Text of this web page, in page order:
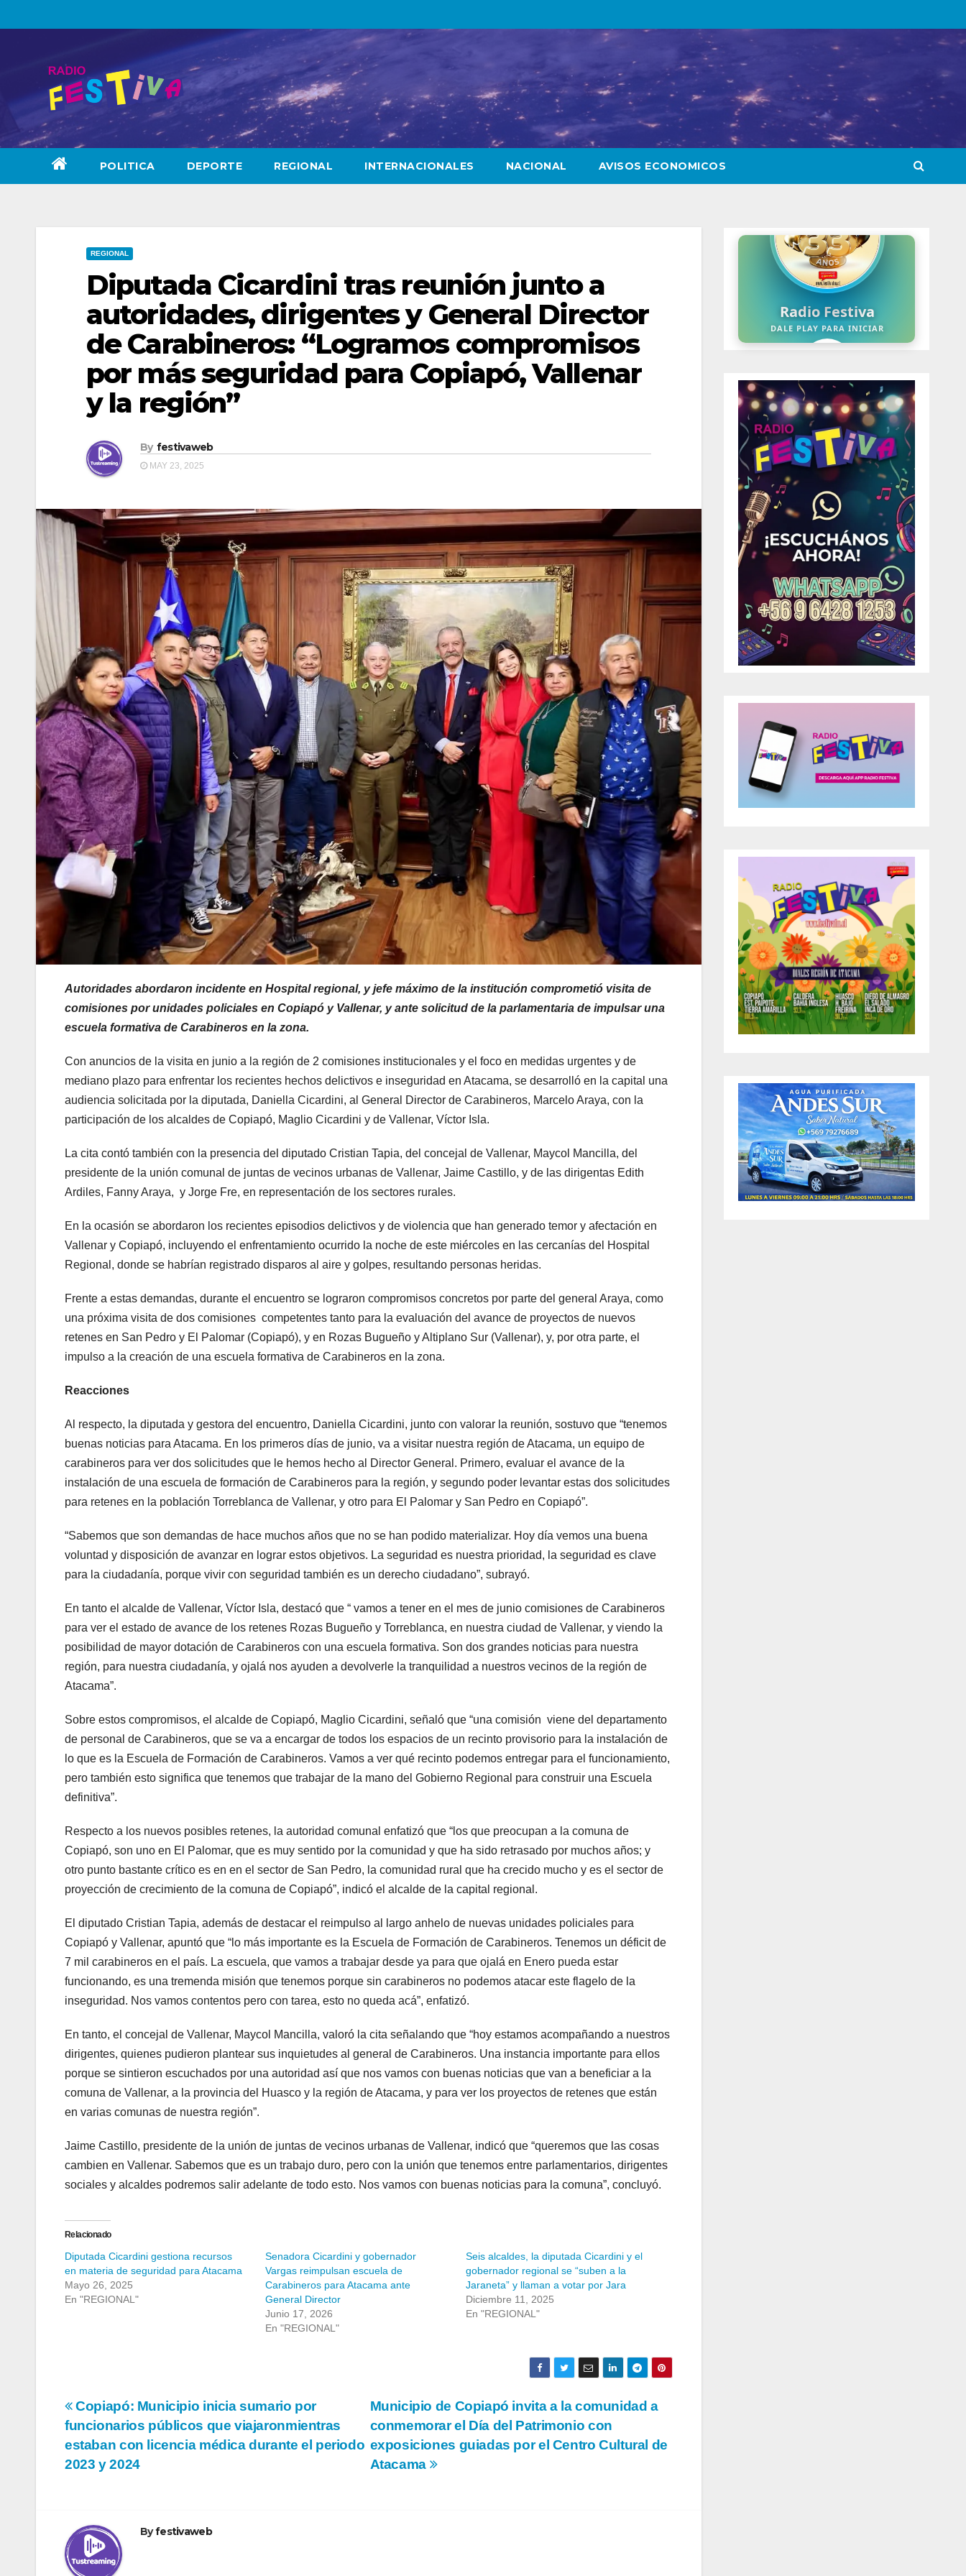
to
POLITICA DEPORTE REGIONAL INTERNACIONALES NACIONAL AVISOS ECONOMICOS
REGIONAL
Diputada Cicardini tras reunión junto a
autoridades, dirigentes y General Director
de Carabineros: “Logramos compromisos
por más seguridad para Copiapó, Vallenar
y la región”
By festivaweb
MAY 23, 2025
Autoridades abordaron incidente en Hospital regional, y jefe máximo de la institución comprometió visita de
comisiones por unidades policiales en Copiapó y Vallenar, y ante solicitud de la parlamentaria de impulsar una
escuela formativa de Carabineros en la zona.
Con anuncios de la visita en junio a la región de 2 comisiones institucionales y el foco en medidas urgentes y de
mediano plazo para enfrentar los recientes hechos delictivos e inseguridad en Atacama, se desarrolló en la capital una
audiencia solicitada por la diputada, Daniella Cicardini, al General Director de Carabineros, Marcelo Araya, con la
participación de los alcaldes de Copiapó, Maglio Cicardini y de Vallenar, Víctor Isla.
La cita contó también con la presencia del diputado Cristian Tapia, del concejal de Vallenar, Maycol Mancilla, del
presidente de la unión comunal de juntas de vecinos urbanas de Vallenar, Jaime Castillo, y de las dirigentas Edith
Ardiles, Fanny Araya, y Jorge Fre, en representación de los sectores rurales.
En la ocasión se abordaron los recientes episodios delictivos y de violencia que han generado temor y afectación en
Vallenar y Copiapó, incluyendo el enfrentamiento ocurrido la noche de este miércoles en las cercanías del Hospital
Regional, donde se habrían registrado disparos al aire y golpes, resultando personas heridas.
Frente a estas demandas, durante el encuentro se lograron compromisos concretos por parte del general Araya, como
una próxima visita de dos comisiones competentes tanto para la evaluación del avance de proyectos de nuevos
retenes en San Pedro y El Palomar (Copiapó), y en Rozas Bugueño y Altiplano Sur (Vallenar), y, por otra parte, el
impulso a la creación de una escuela formativa de Carabineros en la zona.
Reacciones
Al respecto, la diputada y gestora del encuentro, Daniella Cicardini, junto con valorar la reunión, sostuvo que “tenemos
buenas noticias para Atacama. En los primeros días de junio, va a visitar nuestra región de Atacama, un equipo de
carabineros para ver dos solicitudes que le hemos hecho al Director General. Primero, evaluar el avance de la
instalación de una escuela de formación de Carabineros para la región, y segundo poder levantar estas dos solicitudes
para retenes en la población Torreblanca de Vallenar, y otro para El Palomar y San Pedro en Copiapó”.
“Sabemos que son demandas de hace muchos años que no se han podido materializar. Hoy día vemos una buena
voluntad y disposición de avanzar en lograr estos objetivos. La seguridad es nuestra prioridad, la seguridad es clave
para la ciudadanía, porque vivir con seguridad también es un derecho ciudadano”, subrayó.
En tanto el alcalde de Vallenar, Víctor Isla, destacó que “ vamos a tener en el mes de junio comisiones de Carabineros
para ver el estado de avance de los retenes Rozas Bugueño y Torreblanca, en nuestra ciudad de Vallenar, y viendo la
posibilidad de mayor dotación de Carabineros con una escuela formativa. Son dos grandes noticias para nuestra
región, para nuestra ciudadanía, y ojalá nos ayuden a devolverle la tranquilidad a nuestros vecinos de la región de
Atacama”.
Sobre estos compromisos, el alcalde de Copiapó, Maglio Cicardini, señaló que “una comisión viene del departamento
de personal de Carabineros, que se va a encargar de todos los espacios de un recinto provisorio para la instalación de
lo que es la Escuela de Formación de Carabineros. Vamos a ver qué recinto podemos entregar para el funcionamiento,
pero también esto significa que tenemos que trabajar de la mano del Gobierno Regional para construir una Escuela
definitiva”.
Respecto a los nuevos posibles retenes, la autoridad comunal enfatizó que “los que preocupan a la comuna de
Copiapó, son uno en El Palomar, que es muy sentido por la comunidad y que ha sido retrasado por muchos años; y
otro punto bastante crítico es en en el sector de San Pedro, la comunidad rural que ha crecido mucho y es el sector de
proyección de crecimiento de la comuna de Copiapó”, indicó el alcalde de la capital regional.
El diputado Cristian Tapia, además de destacar el reimpulso al largo anhelo de nuevas unidades policiales para
Copiapó y Vallenar, apuntó que “lo más importante es la Escuela de Formación de Carabineros. Tenemos un déficit de
7 mil carabineros en el país. La escuela, que vamos a trabajar desde ya para que ojalá en Enero pueda estar
funcionando, es una tremenda misión que tenemos porque sin carabineros no podemos atacar este flagelo de la
inseguridad. Nos vamos contentos pero con tarea, esto no queda acá”, enfatizó.
En tanto, el concejal de Vallenar, Maycol Mancilla, valoró la cita señalando que “hoy estamos acompañando a nuestros
dirigentes, quienes pudieron plantear sus inquietudes al general de Carabineros. Una instancia importante para ellos
porque se sintieron escuchados por una autoridad así que nos vamos con buenas noticias que van a beneficiar a la
comuna de Vallenar, a la provincia del Huasco y la región de Atacama, y para ver los proyectos de retenes que están
en varias comunas de nuestra región”.
Jaime Castillo, presidente de la unión de juntas de vecinos urbanas de Vallenar, indicó que “queremos que las cosas
cambien en Vallenar. Sabemos que es un trabajo duro, pero con la unión que tenemos entre parlamentarios, dirigentes
sociales y alcaldes podremos salir adelante de todo esto. Nos vamos con buenas noticias para la comuna”, concluyó.
Relacionado
Diputada Cicardini gestiona recursos
en materia de seguridad para Atacama
Mayo 26, 2025
En "REGIONAL"
Senadora Cicardini y gobernador
Vargas reimpulsan escuela de
Carabineros para Atacama ante
General Director
Junio 17, 2026
En "REGIONAL"
Seis alcaldes, la diputada Cicardini y el
gobernador regional se “suben a la
Jaraneta” y llaman a votar por Jara
Diciembre 11, 2025
En "REGIONAL"
Navegación
de
entradas
Municipio de Copiapó invita a la comunidad a
conmemorar el Día del Patrimonio con
exposiciones guiadas por el Centro Cultural de
Atacama
Copiapó: Municipio inicia sumario por
funcionarios públicos que viajaronmientras
estaban con licencia médica durante el periodo
2023 y 2024
Byfestivaweb